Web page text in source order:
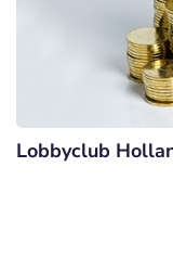
Lobbyclub